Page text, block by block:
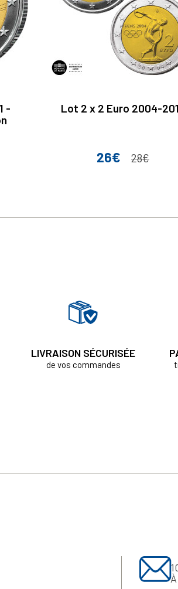
-
Lot 2 x 2 Euro 2004-
Prix
26€ Prix de base
28€
LIVRAISON SÉCURISÉE
de vos commandes